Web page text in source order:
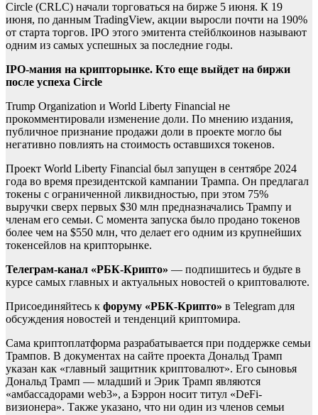
Circle (CRLC) начали торговаться на бирже 5 июня. К 19
июня, по данным TradingView, акции выросли почти на 190%
от старта торгов. IPO этого эмитента стейблкоинов называют
одним из самых успешных за последние годы.
IPO-мания на крипторынке. Кто еще выйдет на биржи
после успеха Circle
Trump Organization и World Liberty Financial не
прокомментировали изменение доли. По мнению издания,
публичное признание продажи доли в проекте могло бы
негативно повлиять на стоимость оставшихся токенов.
Проект World Liberty Financial был запущен в сентябре 2024
года во время президентской кампании Трампа. Он предлагал
токены с ограниченной ликвидностью, при этом 75%
выручки сверх первых $30 млн предназначались Трампу и
членам его семьи. С момента запуска было продано токенов
более чем на $550 млн, что делает его одним из крупнейших
токенсейлов на крипторынке.
Телеграм-канал «РБК-Крипто» — подпишитесь и будьте в
курсе самых главных и актуальных новостей о криптовалюте.
Присоединяйтесь к форуму «РБК-Крипто» в Telegram для
обсуждения новостей и тенденций криптомира.
Сама криптоплатформа разрабатывается при поддержке семьи
Трампов. В документах на сайте проекта Дональд Трамп
указан как «главный защитник криптовалют». Его сыновья
Дональд Трамп — младший и Эрик Трамп являются
«амбассадорами web3», а Бэррон носит титул «DeFi-
визионера». Также указано, что ни один из членов семьи